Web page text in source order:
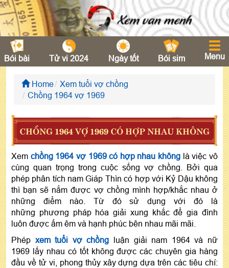
Bói bài Tử vi 2024 Ngày tốt Bói sim Menu
Home
Xem tuổi vợ chồng
Chồng 1964 vợ 1969
CHỒNG 1964 VỢ 1969 CÓ HỢP NHAU KHÔNG
Xem chồng 1964 vợ 1969 có hợp nhau không là việc vô
cùng quan trọng trong cuộc sống vợ chồng. Bởi qua
phép phân tích nam Giáp Thìn có hợp với Kỷ Dậu không
thì bạn sẽ nắm được vợ chồng mình hợp/khắc nhau ở
những điểm nào. Từ đó sử dụng với đó là
những phương pháp hóa giải xung khắc để gia đình
luôn được ấm êm và hạnh phúc bên nhau mãi mãi.
Phép xem tuổi vợ chồng luận giải nam 1964 và nữ
1969 lấy nhau có tốt không được các chuyên gia hàng
đầu về tử vi, phong thủy xây dựng dựa trên các tiêu chí: